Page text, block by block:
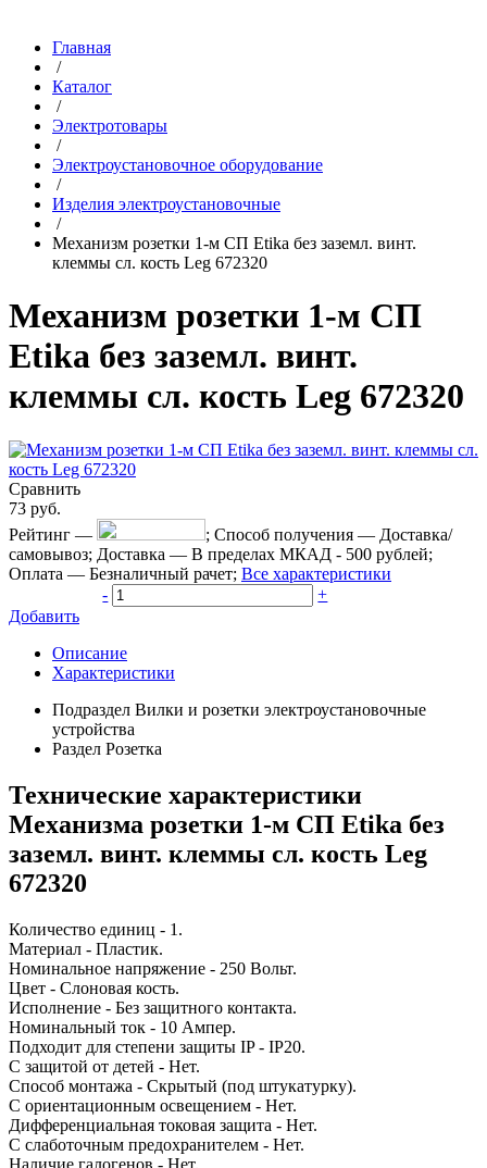
Главная
/
Каталог
/
Электротовары
/
Электроустановочное оборудование
/
Изделия электроустановочные
/
Механизм розетки 1-м СП Etika без заземл. винт.
клеммы сл. кость Leg 672320
Механизм розетки 1-м СП
Etika без заземл. винт.
клеммы сл. кость Leg 672320
Сравнить
73 руб.
Рейтинг — ; Способ получения — Доставка/
самовывоз; Доставка — В пределах МКАД - 500 рублей;
Оплата — Безналичный рачет; Все характеристики
-
+
Добавить
Описание
Характеристики
Подраздел Вилки и розетки электроустановочные
устройства
Раздел Розетка
Технические характеристики
Механизма розетки 1-м СП Etika без
заземл. винт. клеммы сл. кость Leg
672320
Количество единиц - 1.
Материал - Пластик.
Номинальное напряжение - 250 Вольт.
Цвет - Слоновая кость.
Исполнение - Без защитного контакта.
Номинальный ток - 10 Ампер.
Подходит для степени защиты IP - IP20.
С защитой от детей - Нет.
Способ монтажа - Скрытый (под штукатурку).
С ориентационным освещением - Нет.
Дифференциальная токовая защита - Нет.
С слаботочным предохранителем - Нет.
Наличие галогенов - Нет.